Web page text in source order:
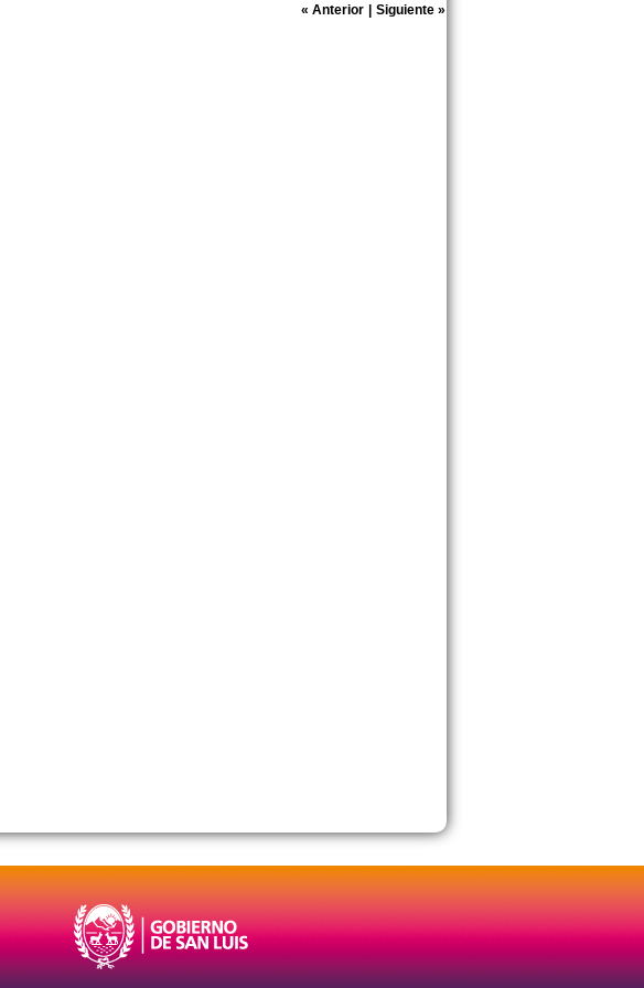
« Anterior Siguiente»